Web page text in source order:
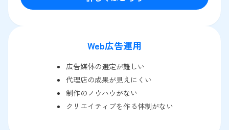
Web広告運用
広告媒体の選定が難しい
代理店の成果が見えにくい
制作のノウハウがない
クリエイティブを作る体制がない